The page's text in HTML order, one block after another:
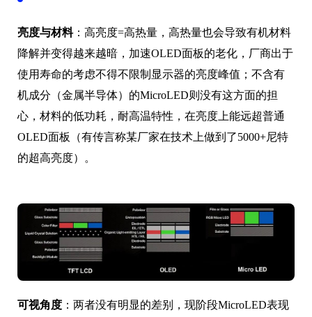
亮度与材料：高亮度=高热量，高热量也会导致有机材料
降解并变得越来越暗，加速OLED面板的老化，厂商出于
使用寿命的考虑不得不限制显示器的亮度峰值；不含有
机成分（金属半导体）的MicroLED则没有这方面的担
心，材料的低功耗，耐高温特性，在亮度上能远超普通
OLED面板（有传言称某厂家在技术上做到了5000+尼特
的超高亮度）。
可视角度 ：两者没有明显的差别，现阶段MicroLED表现